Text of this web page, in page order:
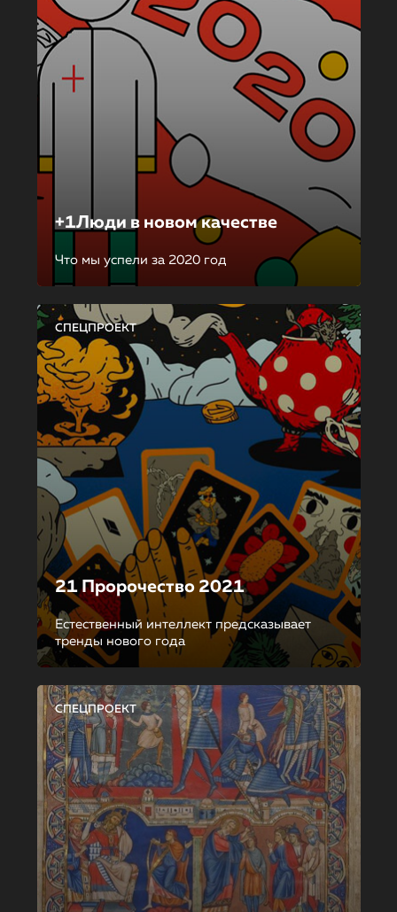
+1Люди в новом качестве
Что мы успели за 2020 год
СПЕЦПРОЕКТ
21 Пророчество 2021
Естественный интеллект предсказывает
тренды нового года
СПЕЦПРОЕКТ